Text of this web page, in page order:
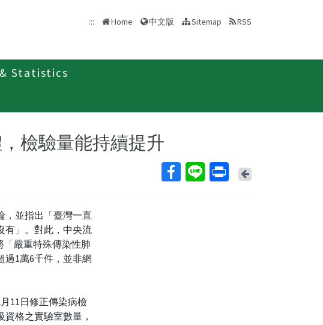
::: Home 中文版 Sitemap RSS
Statistics
檢驗量能持續提升
Back
，並指出「臺灣一直
有」。對此，中央流
「嚴重特殊傳染性肺
過1萬6千件，並非網
11日修正傳染病檢
格之實驗室數量，